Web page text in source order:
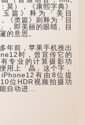
莫），《康熙字典》
玉篇》释为「美目
《类篇》则释为「目
，即美丽的眼睛、目
的意思。
前，苹果手机推出
时，曾宣传它的
专业的计算摄影功
用上「瞐」这个字，
有由8位提
位HDR视频拍摄功
自动进...